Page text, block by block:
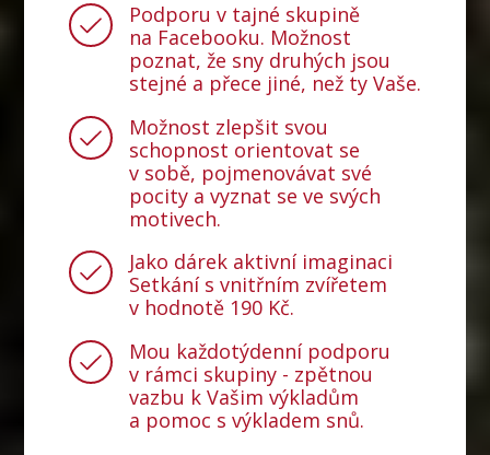
Podporu v tajné skupině
na Facebooku. Možnost
poznat, že sny druhých jsou
stejné a přece jiné, než ty Vaše.
Možnost zlepšit svou
schopnost orientovat se
v sobě, pojmenovávat své
pocity a vyznat se ve svých
motivech.
Jako dárek aktivní imaginaci
Setkání s vnitřním zvířetem
v hodnotě 190 Kč.
Mou každotýdenní podporu
v rámci skupiny - zpětnou
vazbu k Vašim výkladům
a pomoc s výkladem snů.